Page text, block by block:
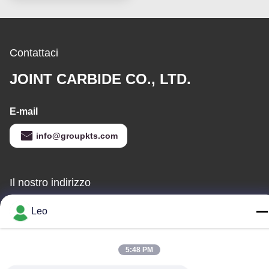
Contattaci
JOINT CARBIDE CO., LTD.
E-mail
info@groupkts.com
Il nostro indirizzo
Indirizzo
No. 1700, sezione del nord del viale di Tianfu, zona alta
Leo
5:48 PM